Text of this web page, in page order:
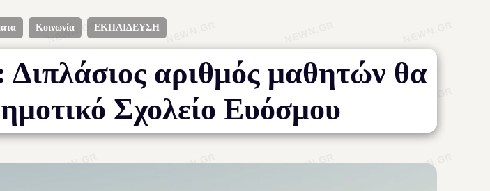
Κοινωνία ΕΚΠΑΙΔΕΥΣΗ
αριθμός μαθητών θα
Σχολείο Ευόσμου